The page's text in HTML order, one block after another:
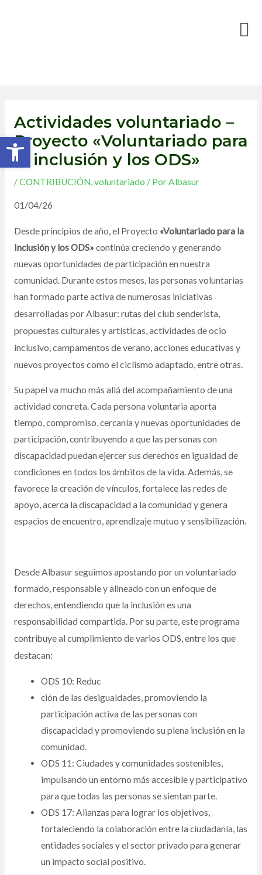
Actividades voluntariado –
Proyecto «Voluntariado para
la inclusión y los ODS»
/CONTRIBUCIÓN,voluntariado / PorAlbasur
01/04/26
Desde principios de año, el Proyecto «Voluntariado para la
Inclusión y los ODS» continúa creciendo y generando
nuevas oportunidades de participación en nuestra
comunidad. Durante estos meses, las personas voluntarias
han formado parte activa de numerosas iniciativas
desarrolladas por Albasur: rutas del club senderista,
propuestas culturales y artísticas, actividades de ocio
inclusivo,campamentos de verano, acciones educativas y
nuevos proyectos como el ciclismo adaptado, entre otras.
Su papel va mucho más allá del acompañamiento de una
actividad concreta. Cada persona voluntaria aporta
tiempo, compromiso, cercanía y nuevas oportunidades de
participación, contribuyendo a que las personas con
discapacidad puedan ejercer sus derechos en igualdad de
condiciones en todos los ámbitos de la vida. Además, se
favorece la creación de vínculos, fortalece las redes de
apoyo, acerca la discapacidad a la comunidad y genera
espacios de encuentro, aprendizaje mutuo y sensibilización.
Desde Albasur seguimos apostando por un voluntariado
formado, responsable y alineado con un enfoque de
derechos, entendiendo que la inclusión es una
responsabilidad compartida. Por su parte, este programa
contribuye al cumplimiento de varios ODS, entre los que
destacan:
ODS 10: Reduc
ción de las desigualdades, promoviendo la
participación activa de las personas con
discapacidad y promoviendo su plena inclusión en la
comunidad.
ODS 11: Ciudades y comunidades sostenibles,
impulsando un entorno más accesible y participativo
para que todas las personas se sientan parte.
ODS 17: Alianzas para lograr los objetivos,
fortaleciendo la colaboración entre la ciudadanía, las
entidades sociales y el sector privado para generar
un impacto social positivo.
de
entradas
Abrir barra de herramientas